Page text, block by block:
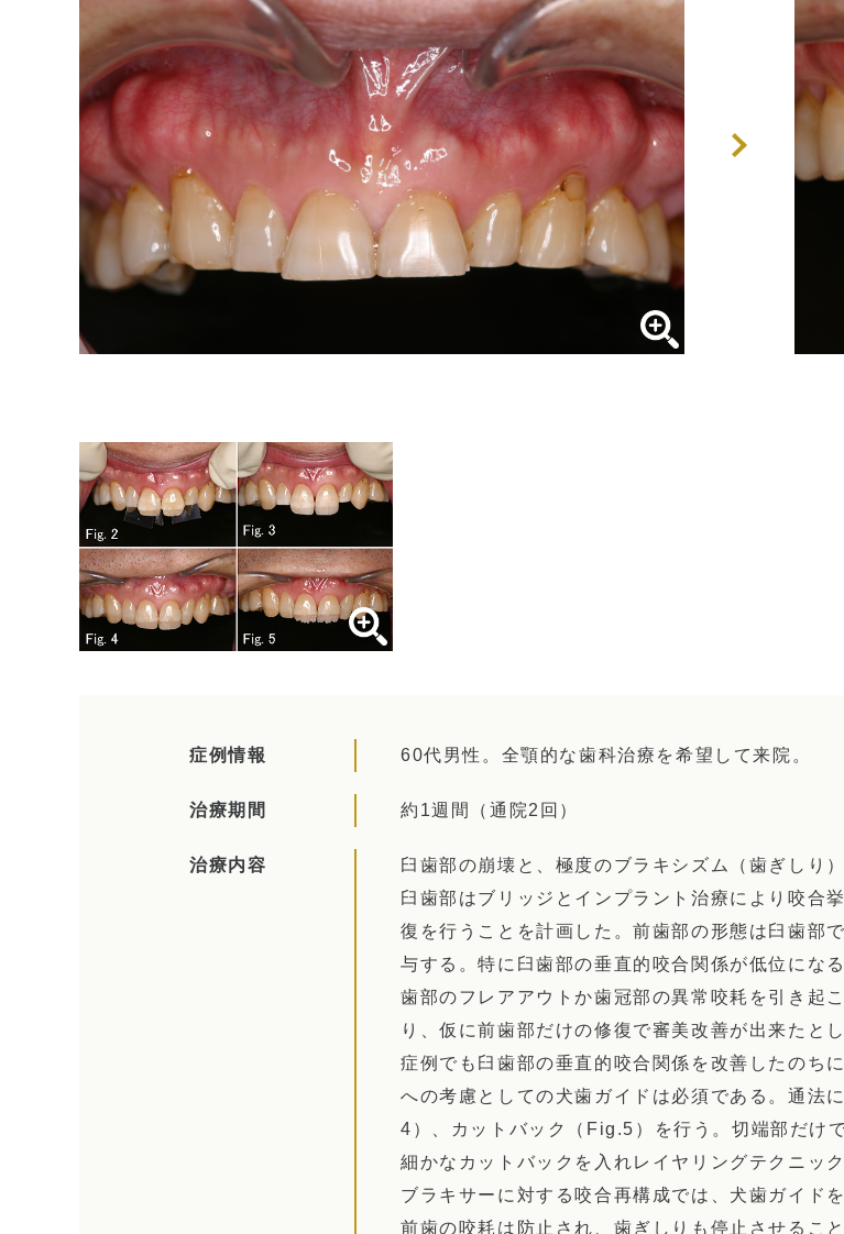
症例情報 60代男性。全顎的な歯科治療を希望して来院。
治療期間 約1週間（通院2回）
治療内容
臼歯部の崩壊と、極度のブラキシズム（歯ぎしり
臼歯部はブリッジとインプラント治療により咬合
復を行うことを計画した。前歯部の形態は臼歯部
与する。特に臼歯部の垂直的咬合関係が低位にな
歯部のフレアアウトか歯冠部の異常咬耗を引き起
り、仮に前歯部だけの修復で審美改善が出来たと
症例でも臼歯部の垂直的咬合関係を改善したのち
への考慮としての犬歯ガイドは必須である。通法
4）、カットバック（Fig.5）を行う。切端部だけ
細かなカットバックを入れレイヤリングテクニッ
ブラキサーに対する咬合再構成では、犬歯ガイド
前歯の咬耗は防止され、歯ぎしりも停止させること